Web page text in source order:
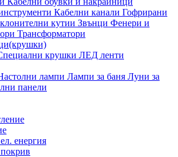
Кабелни канали Гофрирани
кутии Звънци Фенери и
Трансформатори
крушки ЛЕД ленти
лампи Лампи за баня Луни за
панели
енергия